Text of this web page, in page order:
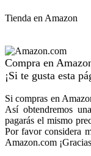
Tienda en Amazon
Compra en
¡Si te gusta esta
Si compras en
Así obtendremos
pagarás el mismo
Por favor considera
Amazon.com